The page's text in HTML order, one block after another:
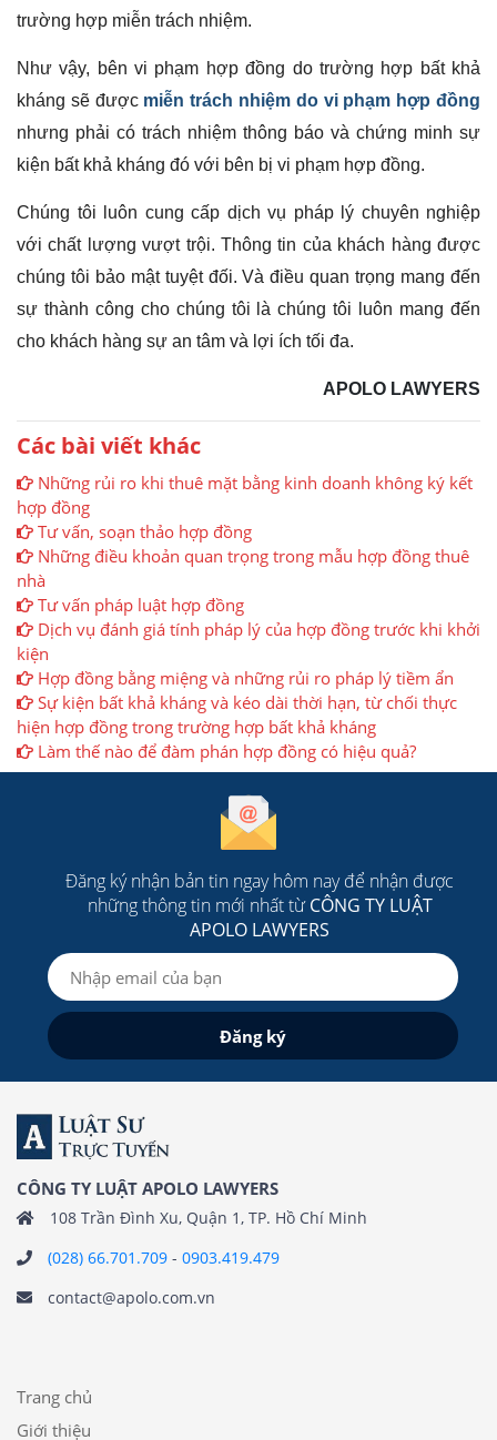
trường hợp miễn trách nhiệm.
Như vậy, bên vi phạm hợp đồng do trường hợp bất khả
kháng sẽ được miễn trách nhiệm do vi phạm hợp đồng
nhưng phải có trách nhiệm thông báo và chứng minh sự
kiện bất khả kháng đó với bên bị vi phạm hợp đồng.
Chúng tôi luôn cung cấp dịch vụ pháp lý chuyên nghiệp
với chất lượng vượt trội. Thông tin của khách hàng được
chúng tôi bảo mật tuyệt đối. Và điều quan trọng mang đến
sự thành công cho chúng tôi là chúng tôi luôn mang đến
cho khách hàng sự an tâm và lợi ích tối đa.
APOLO LAWYERS
Các bài viết khác
Những rủi ro khi thuê mặt bằng kinh doanh không ký kết
hợp đồng
Tư vấn, soạn thảo hợp đồng
Những điều khoản quan trọng trong mẫu hợp đồng thuê
nhà
Tư vấn pháp luật hợp đồng
Dịch vụ đánh giá tính pháp lý của hợp đồng trước khi khởi
kiện
Hợp đồng bằng miệng và những rủi ro pháp lý tiềm ẩn
Sự kiện bất khả kháng và kéo dài thời hạn, từ chối thực
hiện hợp đồng trong trường hợp bất khả kháng
Làm thế nào để đàm phán hợp đồng có hiệu quả?
Đăng ký nhận bản tin ngay hôm nay để nhận được
những thông tin mới nhất từCÔNG TY LUẬT
APOLO LAWYERS
CÔNG TY LUẬT APOLO LAWYERS
108 Trần Đình Xu, Quận 1, TP. Hồ Chí Minh
(028) 66.701.709 - 0903.419.479
contact@apolo.com.vn
Trang chủ
Giới thiệu